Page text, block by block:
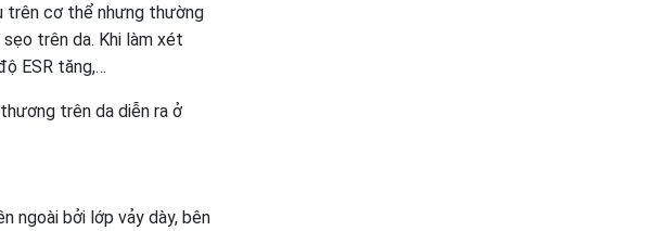
trên cơ thể nhưng thường
trên da. Khi làm xét
ESR tăng,…
trên da diễn ra ở
ngoài bởi lớp vảy dày, bên